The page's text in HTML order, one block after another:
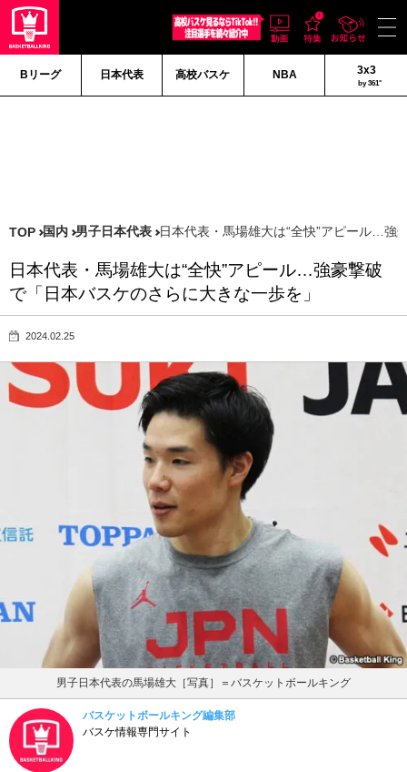
Bリーグ 日本代表 高校バスケ NBA 3x3
by 361°
TOP 国内 男子日本代表 日本代表・馬場雄大は“全快”アピール…強
日本代表・馬場雄大は“全快”アピール…強豪撃破
で「日本バスケのさらに大きな一歩を」
2024.02.25
男子日本代表の馬場雄大［写真］＝バスケットボールキング
バスケットボールキング編集部
バスケ情報専門サイト